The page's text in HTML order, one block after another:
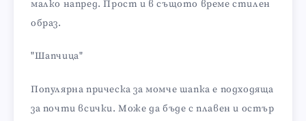
малко напред. Прост и в същото време стилен
образ.
"Шапчица"
Популярна прическа за момче шапка е подходяща
за почти всички. Може да бъде с плавен и остър